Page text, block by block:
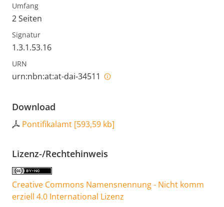
Umfang
2 Seiten
Signatur
1.3.1.53.16
URN
urn:nbn:at:at-dai-34511
Download
Pontifikalamt [593,59 kb]
Lizenz-/Rechtehinweis
Creative Commons Namensnennung - Nicht komm
erziell 4.0 International Lizenz